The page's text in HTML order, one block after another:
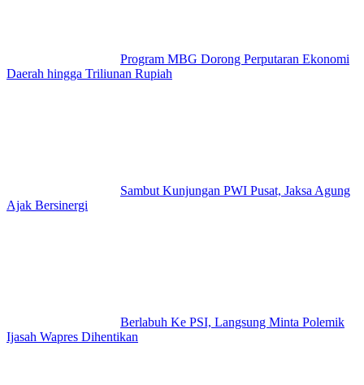
Program MBG Dorong Perputaran Ekonomi
Daerah hingga Triliunan Rupiah
Sambut Kunjungan PWI Pusat, Jaksa Agung
Ajak Bersinergi
Berlabuh Ke PSI, Langsung Minta Polemik
Ijasah Wapres Dihentikan